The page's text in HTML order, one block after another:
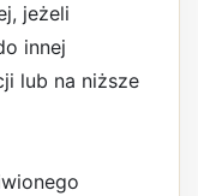
jeżeli
innej
lub na niższe